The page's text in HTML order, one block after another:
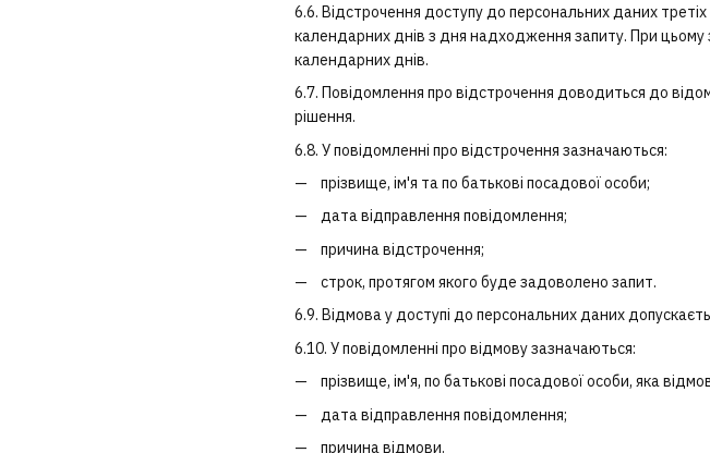
6.6. Відстрочення доступу до персональних даних
календарних днів з дня надходження запиту. При цьому
календарних днів.
6.7. Повідомлення про відстрочення доводиться до
рішення.
6.8. У повідомленні про відстрочення зазначаються:
прізвище, ім'я та по батькові посадової особи;
дата відправлення повідомлення;
причина відстрочення;
строк, протягом якого буде задоволено запит.
6.9. Відмова у доступі до персональних даних
6.10. У повідомленні про відмову зазначаються:
прізвище, ім'я, по батькові посадової особи, яка
дата відправлення повідомлення;
причина відмови.